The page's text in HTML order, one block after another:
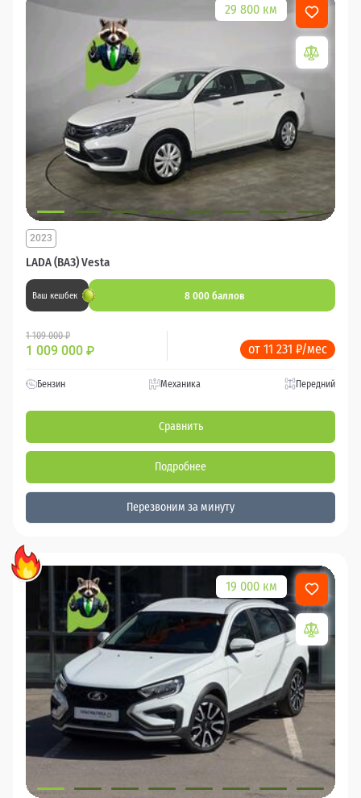
29 800 км
LADA (ВАЗ) Vesta
2023
Ваш кешбек 8 000 баллов
1 109 000 ₽
1 009 000 ₽ от 11 231 ₽/мес
Бензин Механика Передний
Сравнить
Подробнее
Перезвоним за минуту
19 000 км